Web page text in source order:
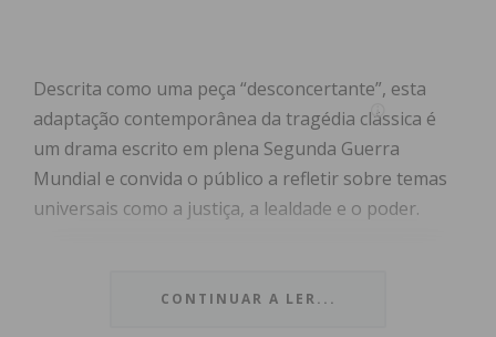
Descrita como uma peça “desconcertante”, esta
adaptação contemporânea da tragédia clássica é
um drama escrito em plena Segunda Guerra
Mundial e convida o público a refletir sobre temas
universais como a justiça, a lealdade e o poder.
Subscreva a newsletter do
CONTINUAR A LER...